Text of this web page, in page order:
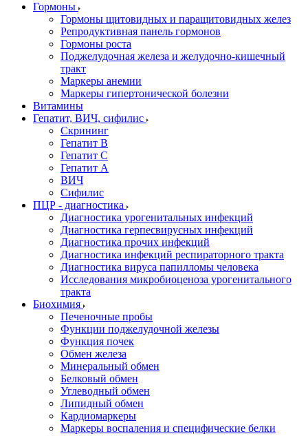
Гормоны
Гормоны щитовидных и паращитовидных желез
Репродуктивная панель гормонов
Гормоны роста
Поджелудочная железа и желудочно-кишечный
тракт
Маркеры анемии
Маркеры гипертонической болезни
Витамины
Гепатит, ВИЧ, сифилис
Скрининг
Гепатит В
Гепатит С
Гепатит А
ВИЧ
Сифилис
ПЦР - диагностика
Диагностика урогенитальных инфекций
Диагностика герпесвирусных инфекций
Диагностика прочих инфекций
Диагностика инфекций респираторного тракта
Диагностика вируса папилломы человека
Исследования микробиоценоза урогенитального
тракта
Биохимия
Печеночные пробы
Функции поджелудочной железы
Функция почек
Обмен железа
Минеральный обмен
Белковый обмен
Углеводный обмен
Липидный обмен
Кардиомаркеры
Маркеры воспаления и специфические белки